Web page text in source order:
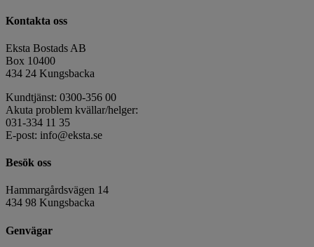
Kontakta oss
Eksta Bostads AB
Box 10400
434 24 Kungsbacka
Kundtjänst: 0300-356 00
Akuta problem kvällar/helger:
031-334 11 35
E-post: info@eksta.se
Besök oss
Hammargårdsvägen 14
434 98 Kungsbacka
Genvägar